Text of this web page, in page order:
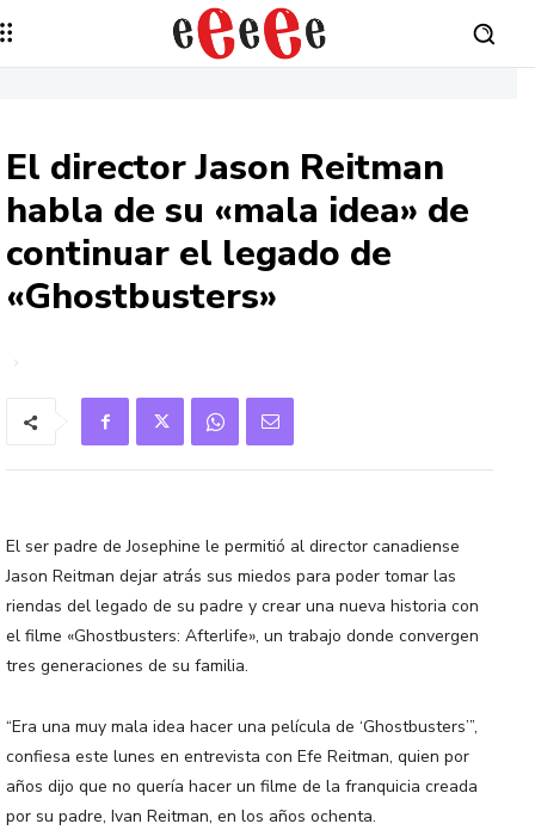
El director Jason Reitman
habla de su «mala idea» de
continuar el legado de
«Ghostbusters»
El ser padre de Josephine le permitió al director canadiense
Jason Reitman dejar atrás sus miedos para poder tomar las
riendas del legado de su padre y crear una nueva historia con
el filme «Ghostbusters: Afterlife», un trabajo donde convergen
tres generaciones de su familia.
“Era una muy mala idea hacer una película de ‘Ghostbusters’”,
confiesa este lunes en entrevista con Efe Reitman, quien por
años dijo que no quería hacer un filme de la franquicia creada
por su padre, Ivan Reitman, en los años ochenta.